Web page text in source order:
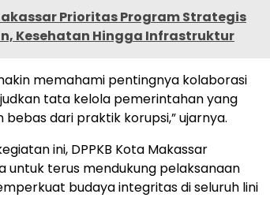
Prioritas Program Strategis
Kesehatan Hingga Infrastruktur
memahami pentingnya kolaborasi
tata kelola pemerintahan yang
dari praktik korupsi,” ujarnya.
ini, DPPKB Kota Makassar
untuk terus mendukung pelaksanaan
budaya integritas di seluruh lini